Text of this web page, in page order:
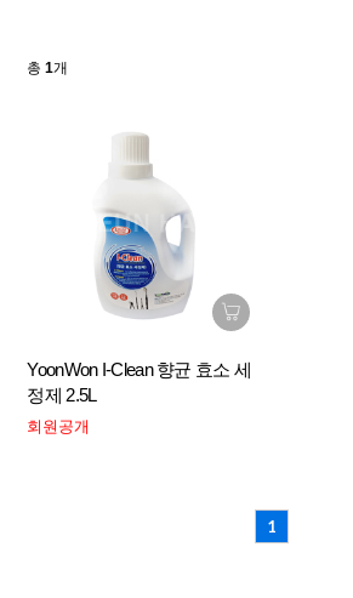
총1개
YoonWon I-Clean 향균 효소 세
정제 2.5L
회원공개
1